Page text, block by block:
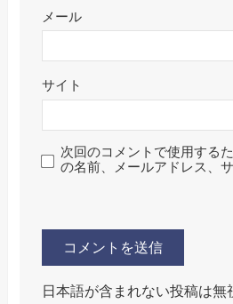
メール
サイト
次回のコメントで使用する
の名前、メールアドレス、
日本語が含まれない投稿は無